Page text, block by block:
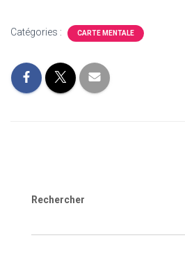
Catégories : CARTE MENTALE
Rechercher